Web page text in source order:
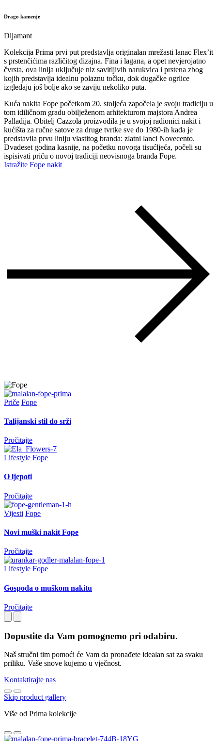
Drago kamenje
Dijamant
Kolekcija Prima prvi put predstavlja originalan mrežasti lanac Flex’it
s prstenčićima različitog dizajna. Fina i lagana, a opet nevjerojatno
čvrsta, ova linija uključuje niz savitljivih narukvica i prstena zbog
kojih predstavlja idealnu polaznu točku, dok dugačke ogrlice
izgledaju još bolje ako se zaviju nekoliko puta.
Kuća nakita Fope početkom 20. stoljeća započela je svoju tradiciju u
tom idiličnom gradu obilježenom arhitekturom majstora Andrea
Palladija. Obitelj Cazzola proizvodila je u svojoj radionici nakit i
kućišta za ručne satove za druge tvrtke sve do 1980-ih kada je
predstavila prvu liniju vlastitog branda: zlatni lanci Novecento.
Dvadeset godina kasnije, na početku novoga tisućljeća, počeli su
ispisivati priču o novoj tradiciji neovisnoga branda Fope.
Istražite Fope nakit
Priče Fope
Talijanski stil do srži
Pročitajte
Lifestyle Fope
O ljepoti
Pročitajte
Vijesti Fope
Novi muški nakit Fope
Pročitajte
Lifestyle Fope
Gospoda o muškom nakitu
Pročitajte
Dopustite da Vam pomognemo pri odabiru.
Naš stručni tim pomoći će Vam da pronađete idealan sat za svaku
priliku. Vaše snove kujemo u vječnost.
Kontaktirajte nas
Skip product gallery
Više od Prima kolekcije